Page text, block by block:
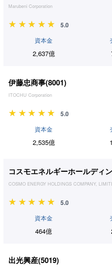
Marubeni Corporation
5.0
資本金
2,637億
伊藤忠商事(8001)
ITOCHU Corporation
5.0
資本金
2,535億
コスモエネルギーホールディ
COSMO ENERGY HOLDINGS COMPANY,
5.0
資本金
464億
出光興産(5019)